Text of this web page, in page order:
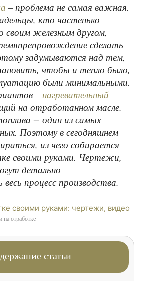
– проблема не самая важная.
кто частенько
своим железным другом,
сделать
задумываются над тем,
чтобы и тепло было,
были минимальными.
– нагревательный
на отработанном масле.
− один из самых
Поэтому в сегодняшнем
из чего собирается
своими руками. Чертежи,
детально
процесс производства.
на отработке
статьи